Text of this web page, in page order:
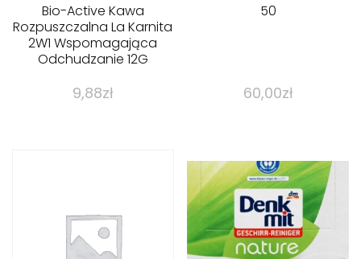
Bio-Active Kawa
Rozpuszczalna La Karnita
2W1 Wspomagająca
Odchudzanie 12G
9,88zł
50
60,00zł